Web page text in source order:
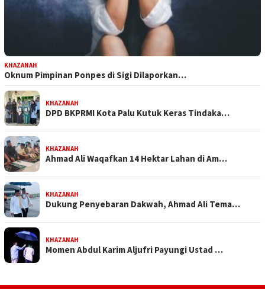
KHAZANAH
Oknum Pimpinan Ponpes di Sigi Dilaporkan…
KHAZANAH
DPD BKPRMI Kota Palu Kutuk Keras Tindaka…
KHAZANAH
Ahmad Ali Waqafkan 14 Hektar Lahan di Am…
KHAZANAH
Dukung Penyebaran Dakwah, Ahmad Ali Tema…
KHAZANAH
Momen Abdul Karim Aljufri Payungi Ustad …